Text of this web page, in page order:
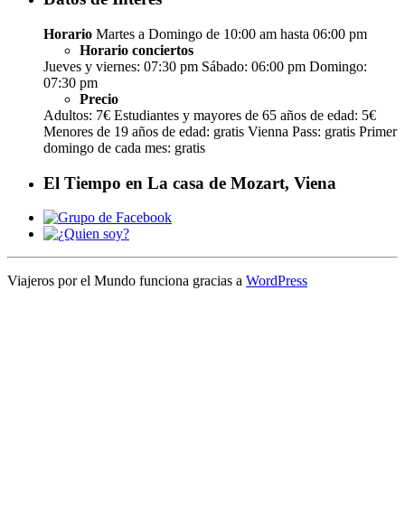
Horario Martes a Domingo de 10:00 am hasta 06:00 pm
Horario conciertos
Jueves y viernes: 07:30 pm Sábado: 06:00 pm Domingo:
07:30 pm
Precio
Adultos: 7€ Estudiantes y mayores de 65 años de edad: 5€
Menores de 19 años de edad: gratis Vienna Pass: gratis Primer
domingo de cada mes: gratis
El Tiempo en La casa de Mozart, Viena
Viajeros por el Mundo funciona gracias a WordPress